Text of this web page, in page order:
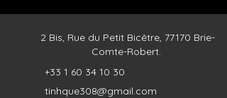
2 Bis, Rue du Petit Bicêtre, 77170 Brie-
Comte-Robert.
+33 1 60 34 10 30
tinhque308@gmail.com